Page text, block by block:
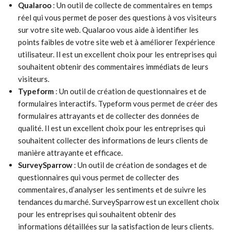
Qualaroo : Un outil de collecte de commentaires en temps
réel qui vous permet de poser des questions à vos visiteurs
sur votre site web. Qualaroo vous aide à identifier les
points faibles de votre site web et à améliorer l’expérience
utilisateur. Il est un excellent choix pour les entreprises qui
souhaitent obtenir des commentaires immédiats de leurs
visiteurs.
Typeform : Un outil de création de questionnaires et de
formulaires interactifs. Typeform vous permet de créer des
formulaires attrayants et de collecter des données de
qualité. Il est un excellent choix pour les entreprises qui
souhaitent collecter des informations de leurs clients de
manière attrayante et efficace.
SurveySparrow : Un outil de création de sondages et de
questionnaires qui vous permet de collecter des
commentaires, d’analyser les sentiments et de suivre les
tendances du marché. SurveySparrow est un excellent choix
pour les entreprises qui souhaitent obtenir des
informations détaillées sur la satisfaction de leurs clients.